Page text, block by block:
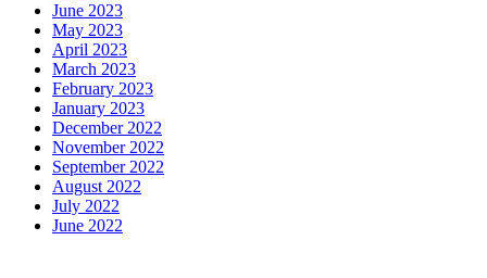
June 2023
May 2023
April 2023
March 2023
February 2023
January 2023
December 2022
November 2022
September 2022
August 2022
July 2022
June 2022